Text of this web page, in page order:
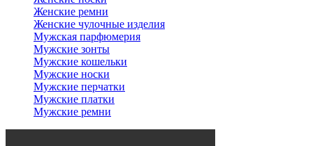
Женские ремни
Женские чулочные изделия
Мужская парфюмерия
Мужские зонты
Мужские кошельки
Мужские носки
Мужские перчатки
Мужские платки
Мужские ремни